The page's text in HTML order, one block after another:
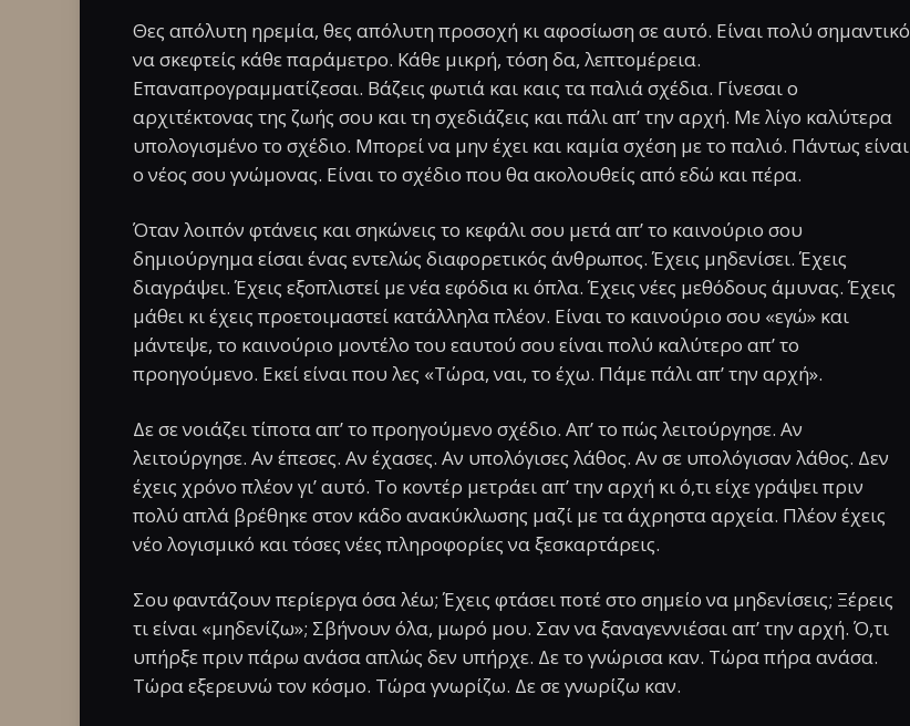
Θες απόλυτη ηρεμία, θες απόλυτη προσοχή κι αφοσίωση σε αυτό. Είναι πολύ σημαντικό
να σκεφτείς κάθε παράμετρο. Κάθε μικρή, τόση δα, λεπτομέρεια.
Επαναπρογραμματίζεσαι. Βάζεις φωτιά και καις τα παλιά σχέδια. Γίνεσαι ο
αρχιτέκτονας της ζωής σου και τη σχεδιάζεις και πάλι απ’ την αρχή. Με λίγο καλύτερα
υπολογισμένο το σχέδιο. Μπορεί να μην έχει και καμία σχέση με το παλιό. Πάντως είναι
ο νέος σου γνώμονας. Είναι το σχέδιο που θα ακολουθείς από εδώ και πέρα.
Όταν λοιπόν φτάνεις και σηκώνεις το κεφάλι σου μετά απ’ το καινούριο σου
δημιούργημα είσαι ένας εντελώς διαφορετικός άνθρωπος. Έχεις μηδενίσει. Έχεις
διαγράψει. Έχεις εξοπλιστεί με νέα εφόδια κι όπλα. Έχεις νέες μεθόδους άμυνας. Έχεις
μάθει κι έχεις προετοιμαστεί κατάλληλα πλέον. Είναι το καινούριο σου «εγώ» και
μάντεψε, το καινούριο μοντέλο του εαυτού σου είναι πολύ καλύτερο απ’ το
προηγούμενο. Εκεί είναι που λες «Τώρα, ναι, το έχω. Πάμε πάλι απ’ την αρχή».
Δε σε νοιάζει τίποτα απ’ το προηγούμενο σχέδιο. Απ’ το πώς λειτούργησε. Αν
λειτούργησε. Αν έπεσες. Αν έχασες. Αν υπολόγισες λάθος. Αν σε υπολόγισαν λάθος. Δεν
έχεις χρόνο πλέον γι’ αυτό. Το κοντέρ μετράει απ’ την αρχή κι ό,τι είχε γράψει πριν
πολύ απλά βρέθηκε στον κάδο ανακύκλωσης μαζί με τα άχρηστα αρχεία. Πλέον έχεις
νέο λογισμικό και τόσες νέες πληροφορίες να ξεσκαρτάρεις.
Σου φαντάζουν περίεργα όσα λέω; Έχεις φτάσει ποτέ στο σημείο να μηδενίσεις; Ξέρεις
τι είναι «μηδενίζω»; Σβήνουν όλα, μωρό μου. Σαν να ξαναγεννιέσαι απ’ την αρχή. Ό,τι
υπήρξε πριν πάρω ανάσα απλώς δεν υπήρχε. Δε το γνώρισα καν. Τώρα πήρα ανάσα.
Τώρα εξερευνώ τον κόσμο. Τώρα γνωρίζω. Δε σε γνωρίζω καν.